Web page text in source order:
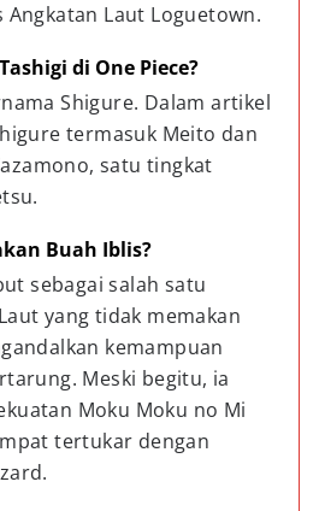
Laut Loguetown.
di One Piece?
Shigure. Dalam artikel
termasuk Meito dan
satu tingkat
Buah Iblis?
sebagai salah satu
yang tidak memakan
kemampuan
Meski begitu, ia
Moku Moku no Mi
tertukar dengan